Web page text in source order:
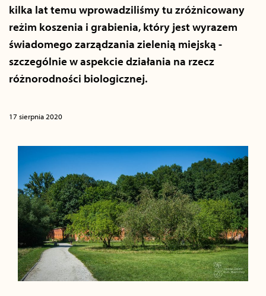
kilka lat temu wprowadziliśmy tu zróżnicowany
reżim koszenia i grabienia, który jest wyrazem
świadomego zarządzania zielenią miejską -
szczególnie w aspekcie działania na rzecz
różnorodności biologicznej.
17 sierpnia 2020